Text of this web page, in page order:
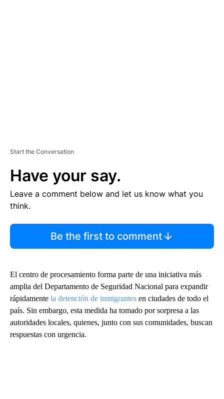
Start the Conversation
Have your say.
Leave a comment below and let us know what you
think.
Be the first to comment
El centro de procesamiento forma parte de una iniciativa más
amplia del Departamento de Seguridad Nacional para expandir
rápidamente la detención de inmigrantes en ciudades de todo el
país. Sin embargo, esta medida ha tomado por sorpresa a las
autoridades locales, quienes, junto con sus comunidades, buscan
respuestas con urgencia.